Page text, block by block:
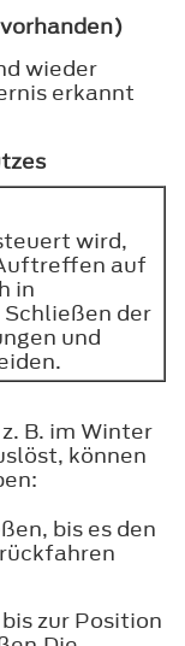
wieder
erkannt
wird,
auf
in
der
und
B. im Winter
können
bis es den
zur Position